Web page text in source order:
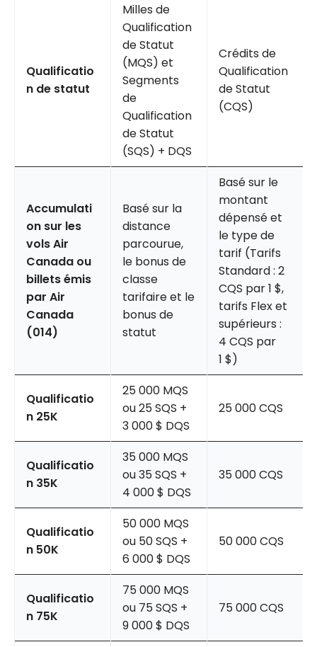
Qualificatio
n de statut
Milles de
Qualification
de Statut
(MQS) et
Segments
de
Qualification
de Statut
(SQS) + DQS
Crédits de
Qualification
de Statut
(CQS)
Accumulati
on sur les
vols Air
Canada ou
billets émis
par Air
Canada
(014)
Basé sur la
distance
parcourue,
le bonus de
classe
tarifaire et le
bonus de
statut
Basé sur le
montant
dépensé et
le type de
tarif (Tarifs
Standard : 2
CQS par 1 $,
tarifs Flex et
supérieurs :
4 CQS par
1 $)
Qualificatio
n 25K
25 000 MQS
ou 25 SQS +
3 000 $ DQS
25 000 CQS
Qualificatio
n 35K
35 000 MQS
ou 35 SQS +
4 000 $ DQS
35 000 CQS
Qualificatio
n 50K
50 000 MQS
ou 50 SQS +
6 000 $ DQS
50 000 CQS
Qualificatio
n 75K
75 000 MQS
ou 75 SQS +
9 000 $ DQS
75 000 CQS